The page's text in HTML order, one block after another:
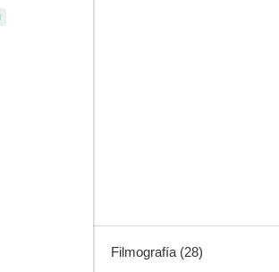
Filmografía (28)